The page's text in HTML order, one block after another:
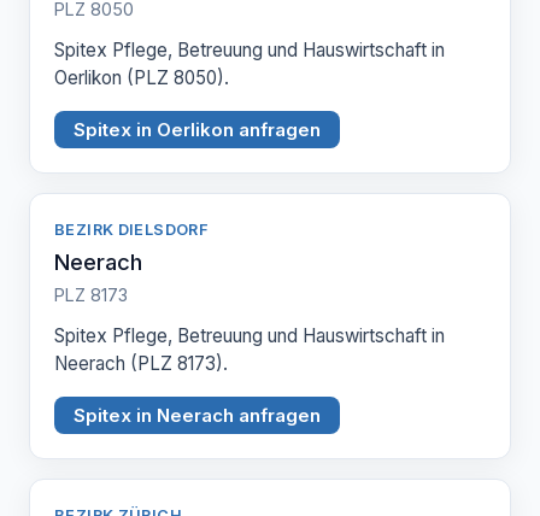
PLZ 8050
Spitex Pflege, Betreuung und Hauswirtschaft in
Oerlikon (PLZ 8050).
Spitex in Oerlikon anfragen
BEZIRK DIELSDORF
Neerach
PLZ 8173
Spitex Pflege, Betreuung und Hauswirtschaft in
Neerach (PLZ 8173).
Spitex in Neerach anfragen